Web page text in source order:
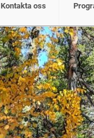
Kontakta oss